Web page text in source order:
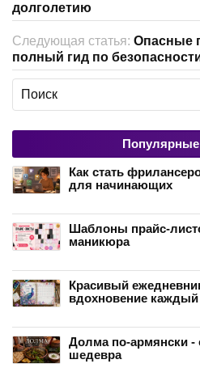
долголетию
Следующая статья: Опасные
полный гид по
Популярные
Как стать
для начинающих
Шаблоны прайс-
маникюра
Красивый
вдохновение
Долма по-армянски -
шедевра